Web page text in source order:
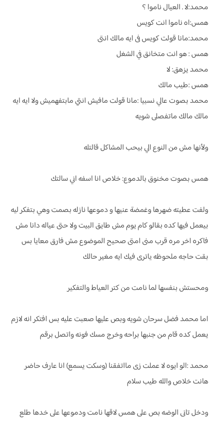
محمد:لا . العيال ناموا ؟
همس:اه ناموا انت كويس
محمد:مانا قولت كويس فى ايه مالك انتى
همس : هو انت متخانق في الشغل
محمد يزهق: لا
همس :طيب مالك
محمد بصوت عالي نسبيا :مانا قولت مافيش انتي مابتفهميش ولا ايه ايه
مالك مالك ماتفصلى شويه
ولأنها مش من النوع الي بيحب المشاكل قالتله
همس بصوت مخنوق بالدموع: خلاص انا اسفه اني سالتك
ولفت عطيته ضهرها وغمضة عنيها و دموعها نازله بصمت وهي بتفكر ليه
بيعمل فيها كده بقالو كام يوم مش طايق البيت ولا حتى عياله دانا مش
فاكره اخر مره قرب منى امتى صحيح الموضوع مش فارق معايا بس
بقت حاجه ملحوظه ياترى فيك ايه مغير حالك
ومحستش بنفسها لما نامت من كتر العياط والتفكير
اما محمد فضل سرحان شويه وبص عليها صعبت عليه بس افتكر انه لازم
يعمل كده قام من جنبها براحه وخرج مسك فونه واتصل برقم
محمد :الو ايوه لا عملت زى مااتفقنا (وسكت يسمع) انا عارف حاضر
هانت خلاص والله طيب سلام
ودخل تانى الوضه بص على همس لاقها نامت ودموعها على خدها طلع